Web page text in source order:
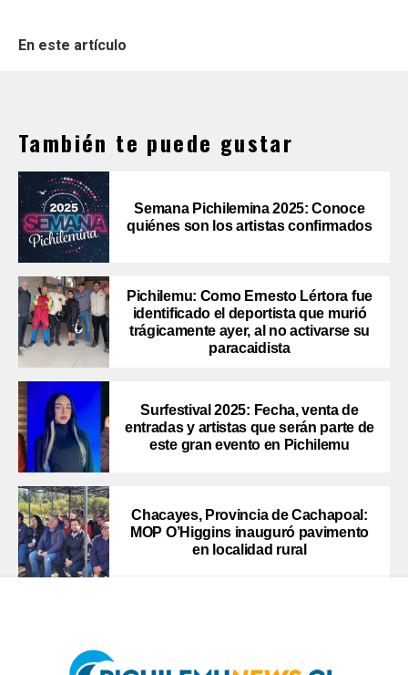
En este artículo
También te puede gustar
Semana Pichilemina 2025: Conoce
quiénes son los artistas confirmados
Pichilemu: Como Ernesto Lértora fue
identificado el deportista que murió
trágicamente ayer, al no activarse su
paracaidista
Surfestival 2025: Fecha, venta de
entradas y artistas que serán parte de
este gran evento en Pichilemu
Chacayes, Provincia de Cachapoal:
MOP O’Higgins inauguró pavimento
en localidad rural